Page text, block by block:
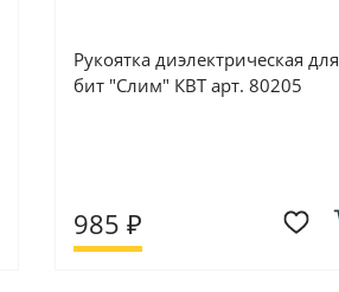
Рукоятка диэлектрическая для
бит "Слим" КВТ арт. 80205
985 ₽